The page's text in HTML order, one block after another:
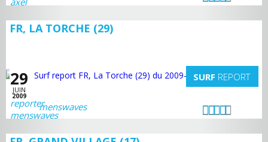
FR, LA TORCHE (29)
29
JUIN
2009
SURF REPORT
menswaves